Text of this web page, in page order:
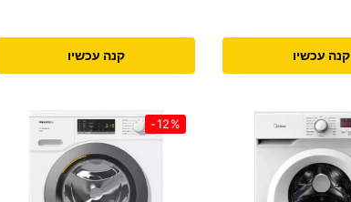
קנה עכשיו קנה עכשיו
-12%